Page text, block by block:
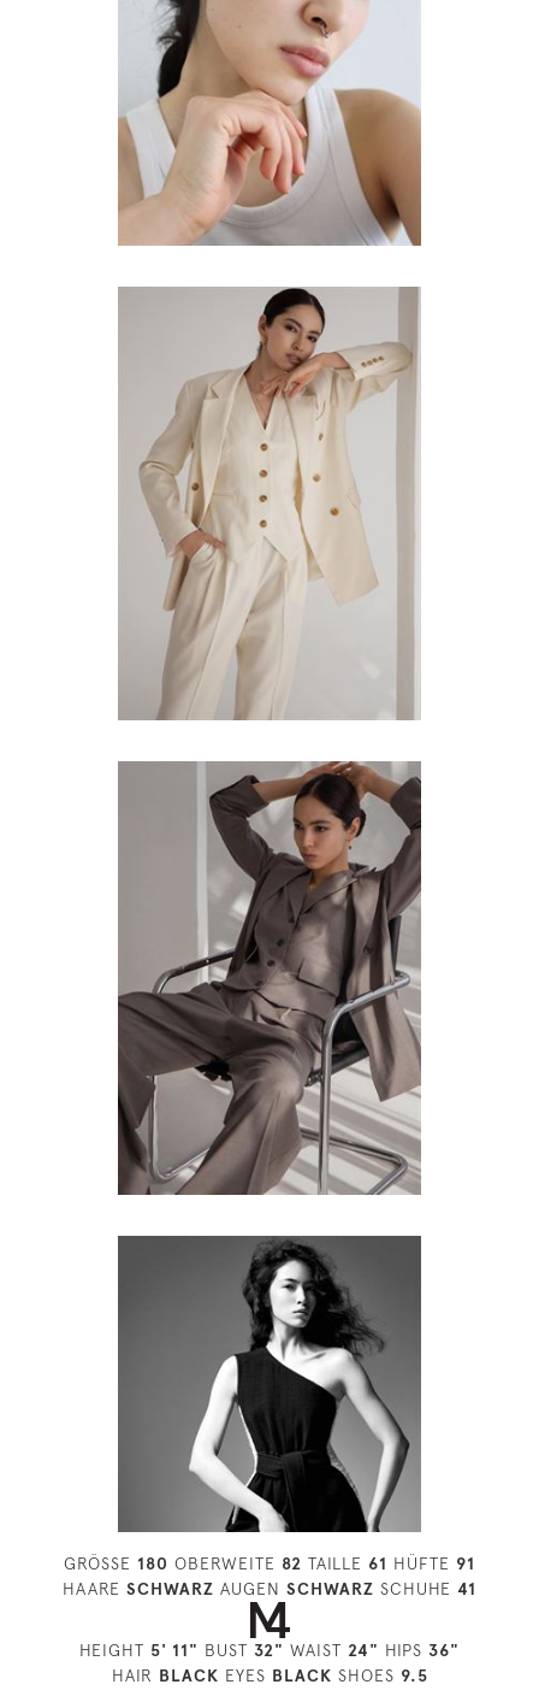
GRÖSSE 180 OBERWEITE 82 TAILLE 61 HÜFTE 91
HAARE SCHWARZ AUGEN SCHWARZ SCHUHE 41
HEIGHT 5' 11" BUST 32" WAIST 24" HIPS 36"
HAIR BLACK EYES BLACK SHOES 9.5